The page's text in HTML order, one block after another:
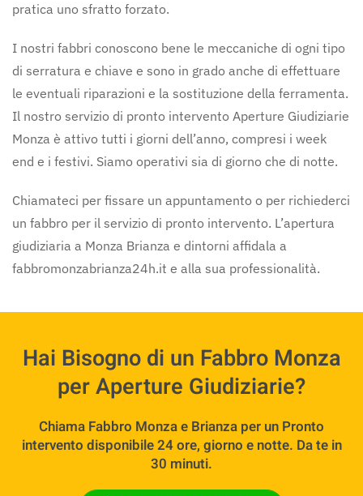
pratica uno sfratto forzato.
I nostri fabbri conoscono bene le meccaniche di ogni tipo
di serratura e chiave e sono in grado anche di effettuare
le eventuali riparazioni e la sostituzione della ferramenta.
Il nostro servizio di pronto intervento Aperture Giudiziarie
Monza è attivo tutti i giorni dell’anno, compresi i week
end e i festivi. Siamo operativi sia di giorno che di notte.
Chiamateci per fissare un appuntamento o per richiederci
un fabbro per il servizio di pronto intervento. L’apertura
giudiziaria a Monza Brianza e dintorni affidala a
fabbromonzabrianza24h.it e alla sua professionalità.
Hai Bisogno di un Fabbro Monza
per Aperture Giudiziarie?
Chiama Fabbro Monza e Brianza per un Pronto
intervento disponibile 24 ore, giorno e notte. Da te in
30 minuti.